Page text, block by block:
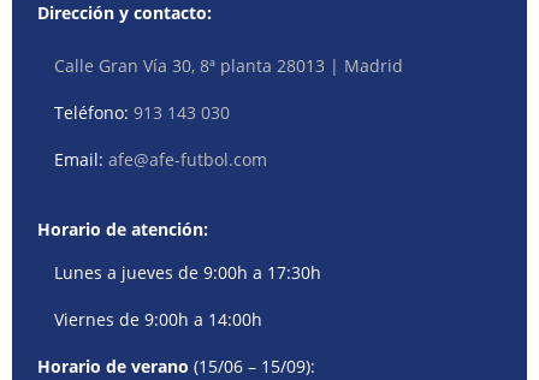
Dirección y contacto:
Calle Gran Vía 30, 8ª planta 28013 | Madrid
Teléfono:913 143 030
Email:afe@afe-futbol.com
Horario de atención:
Lunes a jueves de 9:00h a 17:30h
Viernes de 9:00h a 14:00h
Horario de verano (15/06 – 15/09):